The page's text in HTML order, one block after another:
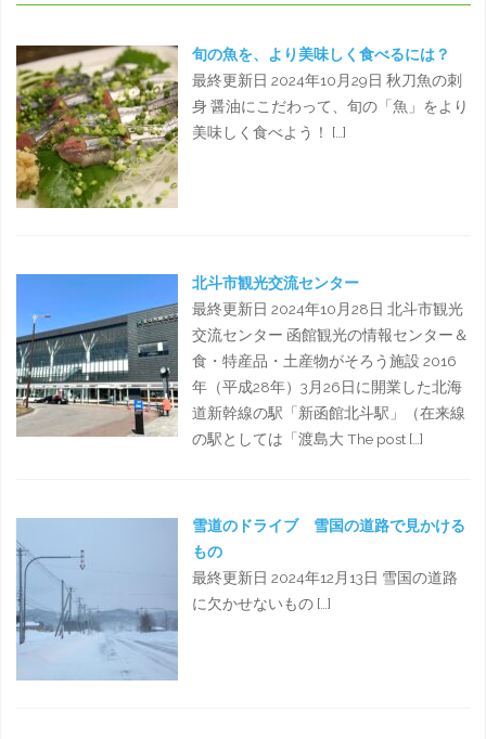
旬の魚を、より美味しく食べるには？
最終更新日 2024年10月29日 秋刀魚の刺
身 醤油にこだわって、旬の「魚」をより
美味しく食べよう！ […]
北斗市観光交流センター
最終更新日 2024年10月28日 北斗市観光
交流センター 函館観光の情報センター＆
食・特産品・土産物がそろう施設 2016
年（平成28年）3月26日に開業した北海
道新幹線の駅「新函館北斗駅」（在来線
の駅としては「渡島大 The post […]
雪道のドライブ 雪国の道路で見かける
もの
最終更新日 2024年12月13日 雪国の道路
に欠かせないもの […]